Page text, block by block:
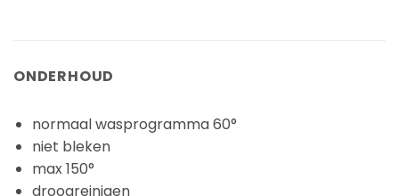
ONDERHOUD
normaal wasprogramma 60°
niet bleken
max 150°
droogreinigen